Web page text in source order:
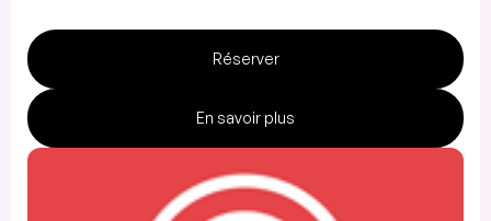
Réserver
En savoir plus